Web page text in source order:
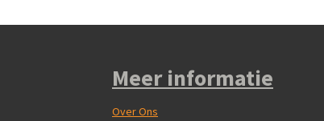
Meer informatie
Over Ons